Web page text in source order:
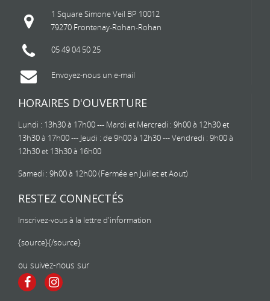
1 Square Simone Veil BP 10012
79270 Frontenay-Rohan-Rohan
05 49 04 50 25
Envoyez-nous un e-mail
HORAIRES D'OUVERTURE
Lundi : 13h30 à 17h00 --- Mardi et Mercredi : 9h00 à 12h30 et
13h30 à 17h00 --- Jeudi : de 9h00 à 12h30 --- Vendredi : 9h00 à
12h30 et 13h30 à 16h00
Samedi : 9h00 à 12h00 (Fermée en Juillet et Aout)
RESTEZ CONNECTÉS
Inscrivez-vous à la lettre d'information
{source}{/source}
ou suivez-nous sur